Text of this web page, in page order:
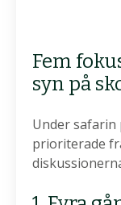
Fem
syn på
Under safarin
prioriterade